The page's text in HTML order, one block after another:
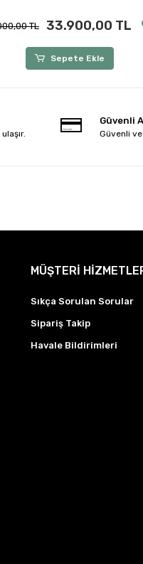
TL 33.900,00 TL
Sepete Ekle
Güvenli
Güvenli
MÜŞTERİ
Sıkça Sorulan Sorular
Sipariş Takip
Havale Bildirimleri